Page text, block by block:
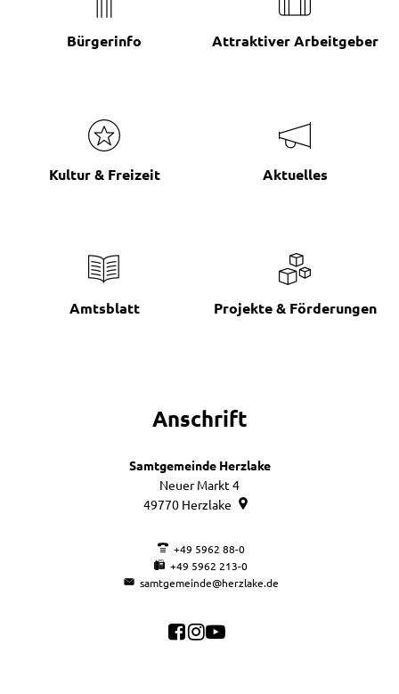
Bürgerinfo Attraktiver Arbeitgeber
Kultur & Freizeit Aktuelles
Amtsblatt Projekte & Förderungen
Anschrift
Samtgemeinde Herzlake
Neuer Markt 4
49770 Herzlake
+49 5962 88-0
+49 5962 213-0
samtgemeinde@herzlake.de